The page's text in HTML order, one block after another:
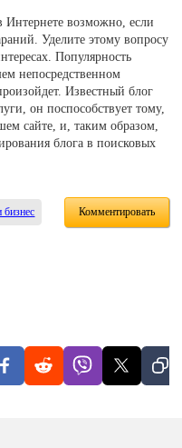
Интернете возможно, если
Уделите этому вопросу
Популярность
непосредственном
Известный блог
он поспособствует тому,
сайте, и, таким образом,
блога в поисковых
бизнес Комментировать